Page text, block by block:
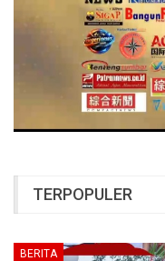
TERPOPULER
BERITA